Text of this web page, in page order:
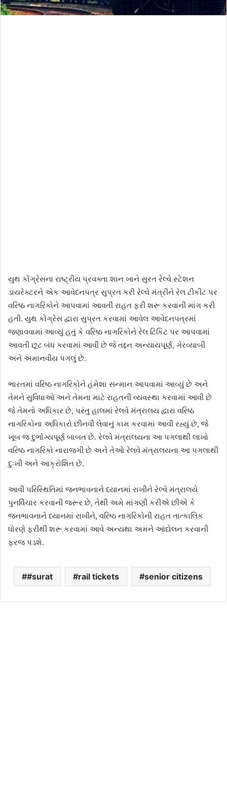
યુથ કોંગ્રેસના રાષ્ટ્રીય પ્રવક્તા શાન ખાને સુરત રેલ્વે સ્ટેશન
ડાયરેક્ટરને એક આવેદનપત્ર સુપ્રત કરી રેલ્વે મંત્રીને રેલ ટીકીટ પર
વરિષ્ઠ નાગરિકોને આપવામાં આવતી રાહત ફરી શરૂ કરવાની માંગ કરી
હતી. યુથ કોંગ્રેસ દ્વારા સુપ્રત કરવામાં આવેલ આવેદનપત્રમાં
જણાવવામાં આવ્યું હતું કે વરિષ્ઠ નાગરિકોને રેલ ટિકિટ પર આપવામાં
આવતી છૂટ બંધ કરવામાં આવી છે જે તદ્દન અન્યાયપૂર્ણ, ગેરવ્યાબી
અને અમાનવીય પગલું છે.
ભારતમાં વરિષ્ઠ નાગરિકોને હંમેશા સન્માન આપવામાં આવ્યું છે અને
તેમને સુવિધાઓ અને તેમના માટે રાહતની વ્યવસ્થા કરવામાં આવી છે
જે તેમનો અધિકાર છે, પરંતુ હાલમાં રેલવે મંત્રાલય દ્વારા વરિષ્ઠ
નાગરિકોના અધિકારો છીનવી લેવાનું કામ કરવામાં આવી રહ્યું છે, જે
ખૂબ જ દુર્ભાગ્યપૂર્ણ બાબત છે. રેલવે મંત્રાલયના આ પગલાથી લાખો
વરિષ્ઠ નાગરિકો નારાજગી છે અને તેઓ રેલવે મંત્રાલયના આ પગલાથી
દુઃખી અને આક્રોશિત છે.
આવી પરિસ્થિતિમાં જનભાવનાને ધ્યાનમાં રાખીને રેલ્વે મંત્રાલયે
પુનર્વિચાર કરવાની જરૂર છે, તેથી અમે માંગણી કરીએ છીએ કે
જનભાવનાને ધ્યાનમાં રાખીને, વરિષ્ઠ નાગરિકોની રાહત તાત્કાલિક
ધોરણે ફરીથી શરૂ કરવામાં આવે અન્યથા અમને આંદોલન કરવાની
ફરજ પડશે.
#surat rail tickets senior citizens